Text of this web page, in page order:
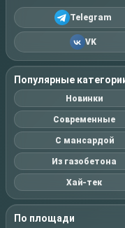
Telegram
VK
Популярные
Новинки
Современные
С мансардой
Из газобетона
Хай-тек
По площади